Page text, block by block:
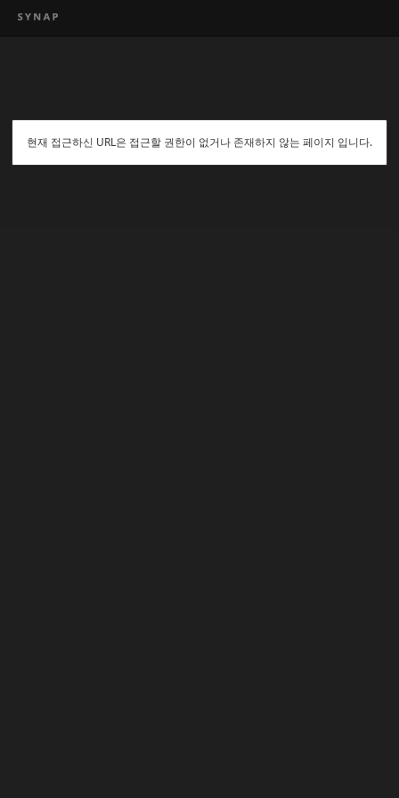
현재 접근하신 URL은 접근할 권한이 없거나 존재하지 않는 페이지 입니다.